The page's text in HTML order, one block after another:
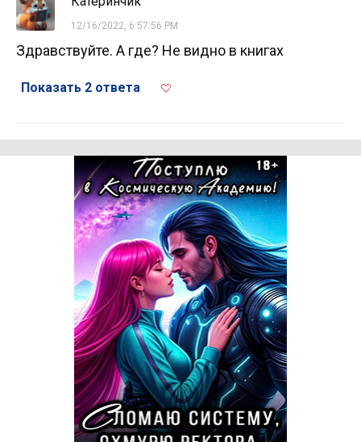
12/16/2022, 6:57:56 PM
Здравствуйте. А где? Не видно в книгах
Показать 2 ответа